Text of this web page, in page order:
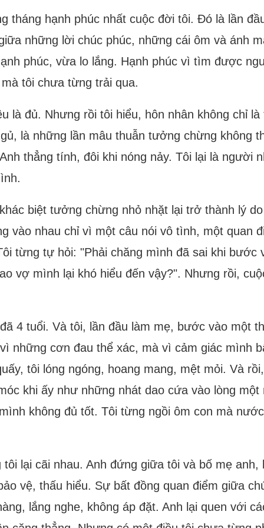
tháng hạnh phúc nhất cuộc đời tôi. Đó là lần
những lời chúc phúc, những cái ôm và ánh
phúc, vừa lo lắng. Hạnh phúc vì tìm được
tôi chưa từng trải qua.
là đủ. Nhưng rồi tôi hiểu, hôn nhân không chỉ
là những lần mâu thuẫn tưởng chừng không
thẳng tính, đôi khi nóng nảy. Tôi lại là người
biệt tưởng chừng nhỏ nhặt lại trở thành lý
vào nhau chỉ vì một câu nói vô tình, một quan
từng tự hỏi: "Phải chăng mình đã sai khi bước
vợ mình lại khó hiểu đến vậy?". Nhưng rồi,
4 tuổi. Và tôi, lần đầu làm mẹ, bước vào một
những cơn đau thể xác, mà vì cảm giác mình
tôi lóng ngóng, hoang mang, mệt mỏi. Và
khi ấy như những nhát dao cứa vào lòng
không đủ tốt. Tôi từng ngồi ôm con mà
lại cãi nhau. Anh đứng giữa tôi và bố mẹ anh,
vệ, thấu hiểu. Sự bất đồng quan điểm giữa
lắng nghe, không áp đặt. Anh lại quen với